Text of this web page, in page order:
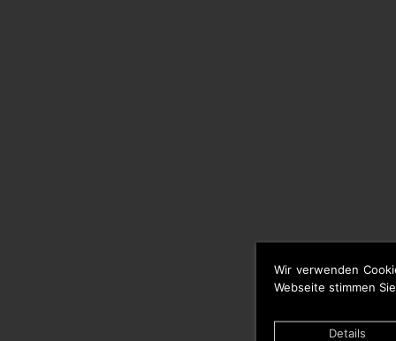
Wir verwenden
Webseite stimmen
Details